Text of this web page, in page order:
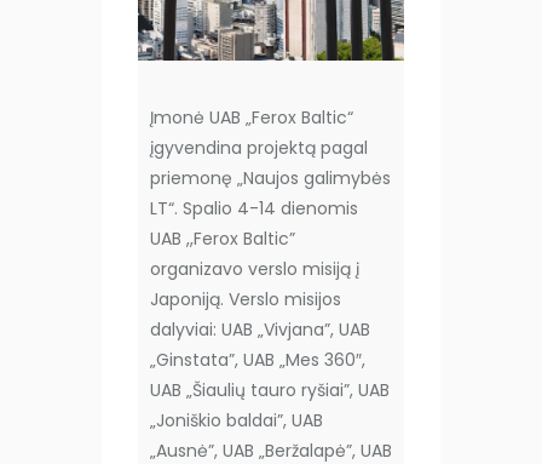
Įmonė UAB „Ferox Baltic“
įgyvendina projektą pagal
priemonę „Naujos galimybės
LT“. Spalio 4-14 dienomis
UAB ,,Ferox Baltic”
organizavo verslo misiją į
Japoniją. Verslo misijos
dalyviai: UAB „Vivjana”, UAB
„Ginstata”, UAB „Mes 360″,
UAB „Šiaulių tauro ryšiai”, UAB
„Joniškio baldai”, UAB
„Ausnė”, UAB „Beržalapė”, UAB